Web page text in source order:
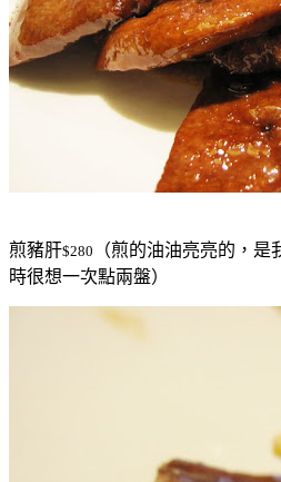
煎豬肝$280
（煎的油油亮亮的，
時很想一次點兩盤）